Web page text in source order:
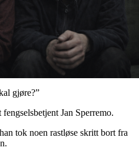
gjøre?”
Jan Sperremo.
tok noen rastløse skritt bort fra